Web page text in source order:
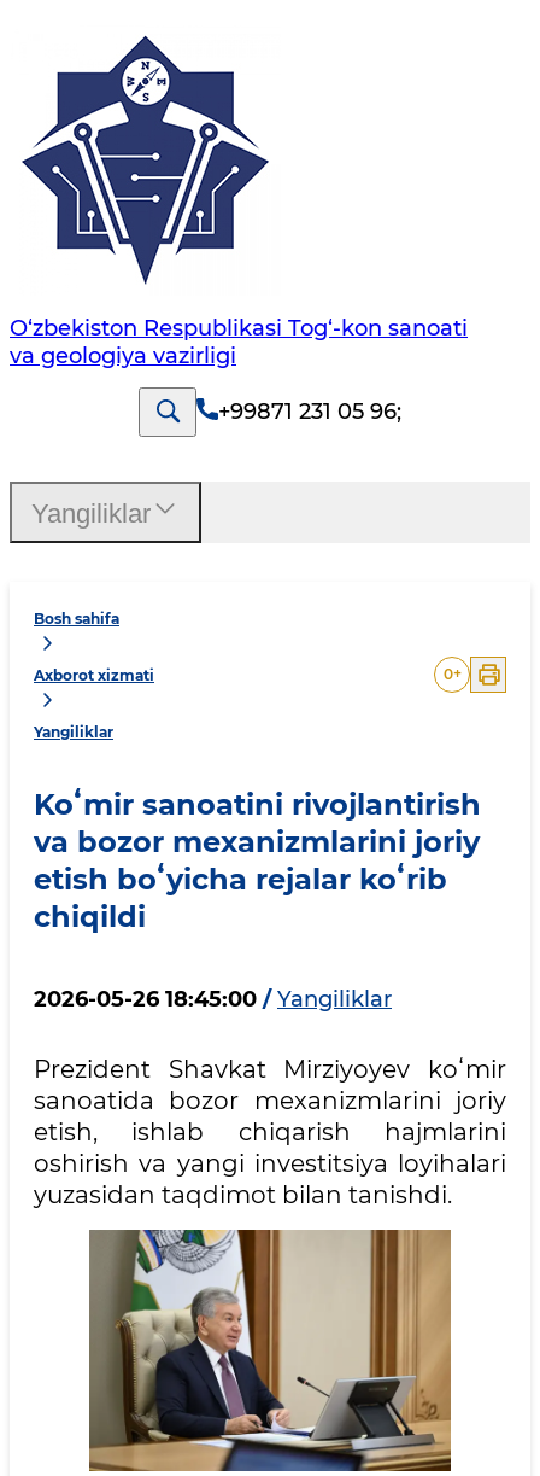
O‘zbekiston Respublikasi Tog‘-kon sanoati
va geologiya vazirligi
+99871 231 05 96;
Bosh sahifa
Axborot xizmati
Yangiliklar
0+
Koʻmir sanoatini rivojlantirish
va bozor mexanizmlarini joriy
etish boʻyicha rejalar koʻrib
chiqildi
2026-05-26 18:45:00 / Yangiliklar
Prezident Shavkat Mirziyoyev koʻmir
sanoatida bozor mexanizmlarini joriy
etish, ishlab chiqarish hajmlarini
oshirish va yangi investitsiya loyihalari
yuzasidan taqdimot bilan tanishdi.
Yangiliklar